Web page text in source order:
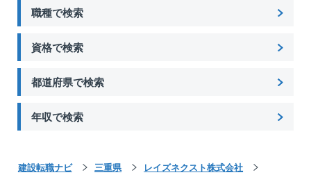
です。
すが、そうでなくてもプラントでの就業経験がある方
であれば問題ありません。
ながら身につけていただきます。
ください。
○会社の規模感から「細かいルールが多く、お堅い会社
職種で検索
資格で検索
都道府県で検索
年収で検索
建設転職ナビ 三重県
レイズネクスト株式会社